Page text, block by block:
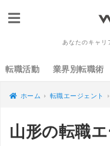
あなたのキャリ
転職活動 業界別転職術
ホーム 転職エージェント
山形の転職